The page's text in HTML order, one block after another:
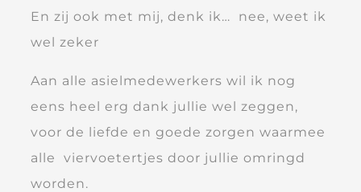
En zij ook met mij, denk ik… nee, weet ik
wel zeker
Aan alle asielmedewerkers wil ik nog
eens heel erg dank jullie wel zeggen,
voor de liefde en goede zorgen waarmee
alle viervoetertjes door jullie omringd
worden.